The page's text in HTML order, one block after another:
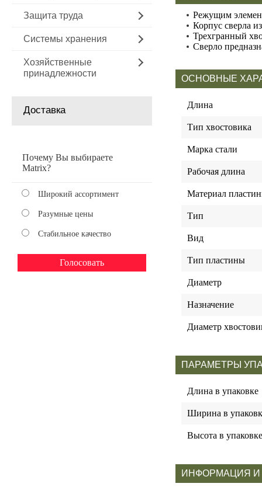
Защита труда
Системы хранения
Хозяйственные
принадлежности
Доставка
Почему Вы выбираете
Matrix?
Широкий ассортимент
Разумные цены
Стабильное качество
Режущим
Корпус сверла
Трехгранный
Сверло
ОСНОВНЫЕ
Длина
Тип хвостовика
Марка стали
Рабочая длина
Материал
Тип
Вид
Тип пластины
Диаметр
Назначение
Диаметр
ПАРАМЕТРЫ
Длина в упаковке
Ширина в
Высота в упаковке
ИНФОРМАЦИЯ И